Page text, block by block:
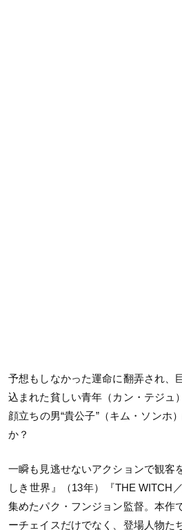
予想もしなかった運命に翻弄され、
込まれた貧しい青年（カン・テジュ
顔立ちの男“貴公子”（キム・ソンホ
か？
一瞬も見逃せないアクションで観客
しき世界』（13年）『THE WITCH
集めたパク・フンジョン監督。本作
ーチェイスだけでなく、登場人物た